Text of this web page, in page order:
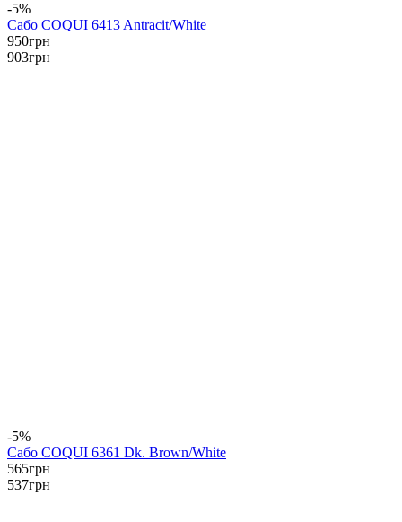
-5%
Сабо COQUI 6413 Antracit/White
950грн
903грн
-5%
Сабо COQUI 6361 Dk. Brown/White
565грн
537грн